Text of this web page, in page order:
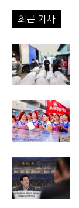
최근 기사